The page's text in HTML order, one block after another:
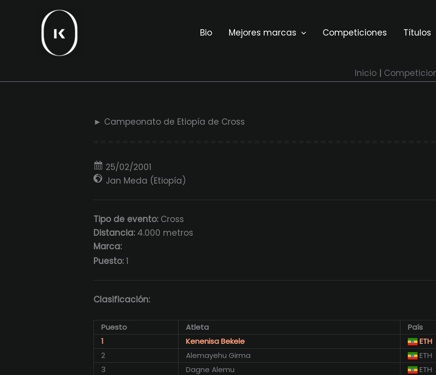
Bio Mejores marcas Competiciones Títulos
Inicio
► Campeonato de Etiopía de Cross
25/02/2001
Jan Meda (Etiopía)
Tipo de evento: Cross
Distancia: 4.000 metros
Marca:
Puesto:1
Clasificación:
Puesto Atleta País
1
Kenenisa Bekele ETH
2
Alemayehu Girma ETH
3
Dagne Alemu ETH